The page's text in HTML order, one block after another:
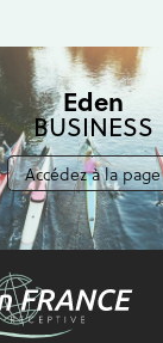
Eden
BUSINESS
Accédez à la page